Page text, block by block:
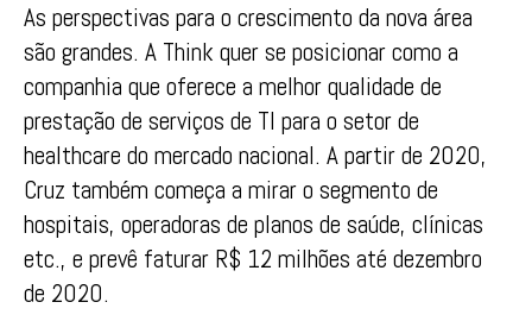
As perspectivas para o crescimento da nova área
são grandes. A Think quer se posicionar como a
companhia que oferece a melhor qualidade de
prestação de serviços de TI para o setor de
healthcare do mercado nacional. A partir de 2020,
Cruz também começa a mirar o segmento de
hospitais, operadoras de planos de saúde, clínicas
etc., e prevê faturar R$ 12 milhões até dezembro
de 2020.